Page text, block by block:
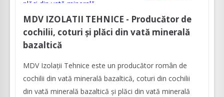
MDV IZOLATII TEHNICE - Producător de
cochilii, coturi și plăci din vată minerală
bazaltică
MDV Izolații Tehnice este un producător român de
cochilii din vată minerală bazaltică, coturi din cochilii
din vată minerală bazaltică și plăci din vată minerală